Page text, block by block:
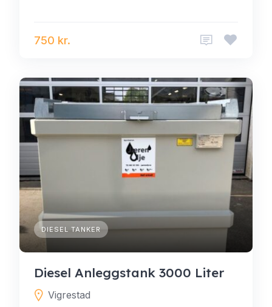
750 kr.
DIESEL TANKER
Diesel Anleggstank 3000 Liter
Vigrestad